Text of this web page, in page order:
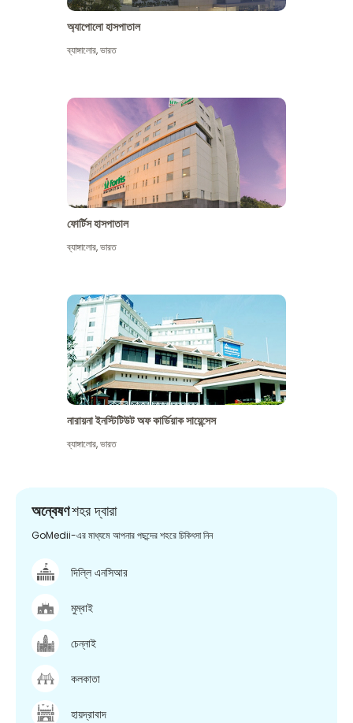
অ্যাপোলো হাসপাতাল
ব্যাঙ্গালোর,ভারত
ফোর্টিস হাসপাতাল
ব্যাঙ্গালোর,ভারত
নারায়না ইনস্টিটিউট অফ কার্ডিয়াক সায়েন্সেস
ব্যাঙ্গালোর,ভারত
অন্বেষণশহর দ্বারা
GoMedii-এর মাধ্যমে আপনার পছন্দের শহরে চিকিৎসা নিন
দিল্লি এনসিআর
মুম্বাই
চেন্নাই
কলকাতা
হায়দ্রাবাদ